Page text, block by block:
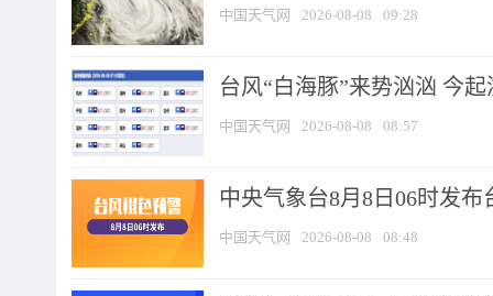
中国天气网 2026-08-08 09:28
台风“白海豚”来势汹汹 今
中国天气网 2026-08-08 08:57
中央气象台8月8日06时发布
中国天气网 2026-08-08 08:48